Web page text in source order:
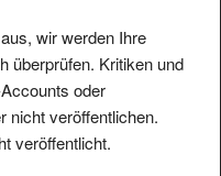
wir werden Ihre
überprüfen. Kritiken und
oder
nicht veröffentlichen.
veröffentlicht.